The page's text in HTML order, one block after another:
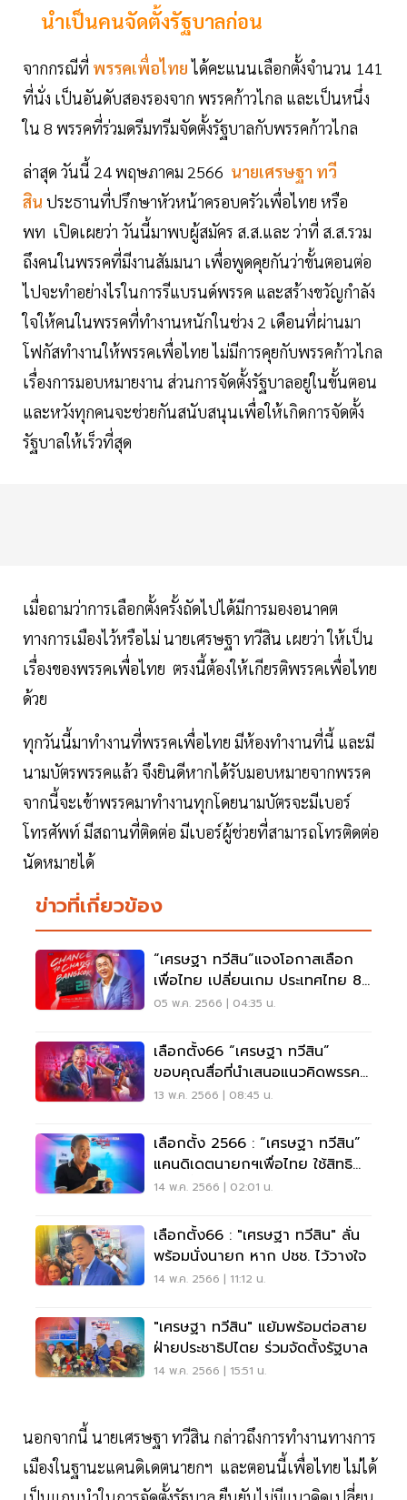
นำเป็นคนจัดตั้งรัฐบาลก่อน
จากกรณีที่ พรรคเพื่อไทย ได้คะแนนเลือกตั้งจำนวน 141
ที่นั่ง เป็นอันดับสองรองจาก พรรคก้าวไกล และเป็นหนึ่ง
ใน 8 พรรคที่ร่วมดรีมทรีมจัดตั้งรัฐบาลกับพรรคก้าวไกล
ล่าสุด วันนี้ 24 พฤษภาคม 2566 นายเศรษฐา ทวี
สิน ประธานที่ปรึกษาหัวหน้าครอบครัวเพื่อไทย หรือ
พท เปิดเผยว่า วันนี้มาพบผู้สมัคร ส.ส.และ ว่าที่ ส.ส.รวม
ถึงคนในพรรคที่มีงานสัมมนา เพื่อพูดคุยกันว่าขั้นตอนต่อ
ไปจะทำอย่างไรในการรีแบรนด์พรรค และสร้างขวัญกำลัง
ใจให้คนในพรรคที่ทำงานหนักในช่วง 2 เดือนที่ผ่านมา
โฟกัสทำงานให้พรรคเพื่อไทย ไม่มีการคุยกับพรรคก้าวไกล
เรื่องการมอบหมายงาน ส่วนการจัดตั้งรัฐบาลอยู่ในขั้นตอน
และหวังทุกคนจะช่วยกันสนับสนุนเพื่อให้เกิดการจัดตั้ง
รัฐบาลให้เร็วที่สุด
เมื่อถามว่าการเลือกตั้งครั้งถัดไปได้มีการมองอนาคต
ทางการเมืองไว้หรือไม่ นายเศรษฐา ทวีสิน เผยว่า ให้เป็น
เรื่องของพรรคเพื่อไทย ตรงนี้ต้องให้เกียรติพรรคเพื่อไทย
ด้วย
ทุกวันนี้มาทำงานที่พรรคเพื่อไทย มีห้องทำงานที่นี้ และมี
นามบัตรพรรคแล้ว จึงยินดีหากได้รับมอบหมายจากพรรค
จากนี้จะเข้าพรรคมาทำงานทุกโดยนามบัตรจะมีเบอร์
โทรศัพท์ มีสถานที่ติดต่อ มีเบอร์ผู้ช่วยที่สามารถโทรติดต่อ
นัดหมายได้
ข่าวที่เกี่ยวข้อง
“เศรษฐา ทวีสิน”แจงโอกาสเลือก
เพื่อไทย เปลี่ยนเกม ประเทศไทย 8
ปี
05 พ.ค. 2566 | 04:35 น.
เลือกตั้ง66 “เศรษฐา ทวีสิน”
ขอบคุณสื่อที่นำเสนอแนวคิดพรรค
เพื่อไทย
13 พ.ค. 2566 | 08:45 น.
เลือกตั้ง 2566 : “เศรษฐา ทวีสิน”
แคนดิเดตนายกฯเพื่อไทย ใช้สิทธิ
เลือกตั้ง
14 พ.ค. 2566 | 02:01 น.
เลือกตั้ง66 : "เศรษฐา ทวีสิน" ลั่น
พร้อมนั่งนายก หาก ปชช. ไว้วางใจ
14 พ.ค. 2566 | 11:12 น.
"เศรษฐา ทวีสิน" แย้มพร้อมต่อสาย
ฝ่ายประชาธิปไตย ร่วมจัดตั้งรัฐบาล
14 พ.ค. 2566 | 15:51 น.
นอกจากนี้ นายเศรษฐา ทวีสิน กล่าวถึงการทำงานทางการ
เมืองในฐานะแคนดิเดตนายกฯ และตอนนี้เพื่อไทย ไม่ได้